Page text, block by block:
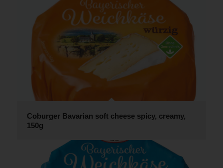
Coburger Bavarian soft cheese spicy, creamy,
150g